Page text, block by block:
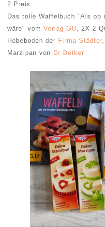
2.Preis:
Das tolle Waffelbuch "Als ob
wäre" vom Verlag GU, 2X 2
Hebeboden der Firma Städter
Marzipan von Dr.Oetker